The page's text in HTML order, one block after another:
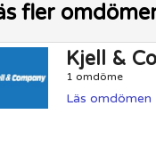
fler
Kjell &
1 omdöme
Läs omdömen